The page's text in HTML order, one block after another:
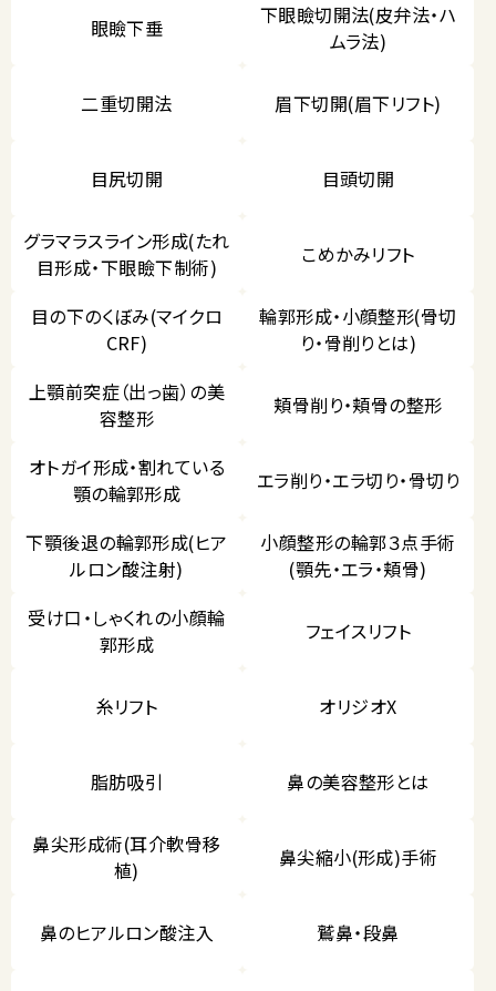
眼瞼下垂
下眼瞼切開法(皮弁法・ハ
ムラ法)
二重切開法 眉下切開(眉下リフト)
目尻切開 目頭切開
グラマラスライン形成(たれ
目形成・下眼瞼下制術)
こめかみリフト
目の下のくぼみ(マイクロ
CRF)
輪郭形成・小顔整形(骨切
り・骨削りとは)
上顎前突症（出っ歯）の美
容整形
頬骨削り・頬骨の整形
オトガイ形成・割れている
顎の輪郭形成
エラ削り・エラ切り・骨切り
下顎後退の輪郭形成(ヒア
ルロン酸注射)
小顔整形の輪郭３点手術
(顎先・エラ・頬骨)
受け口・しゃくれの小顔輪
郭形成
フェイスリフト
糸リフト オリジオX
脂肪吸引 鼻の美容整形とは
鼻尖形成術(耳介軟骨移
植)
鼻尖縮小(形成)手術
鼻のヒアルロン酸注入 鷲鼻・段鼻